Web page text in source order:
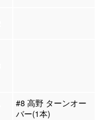
#8 高野 ターンオー
バー(1本)